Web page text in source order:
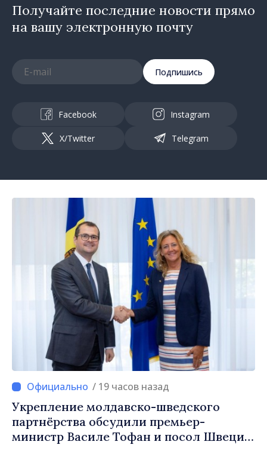
Получайте последние новости прямо
на вашу электронную почту
Подпишись
Facebook Instagram
X/Twitter Telegram
/ 19 часов назад
Укрепление молдавско-шведского
партнёрства обсудили премьер-
министр Василе Тофан и посол Швеции